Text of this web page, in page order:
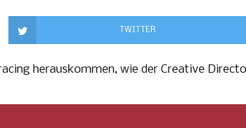
TWITTER
herauskommen, wie der Creative